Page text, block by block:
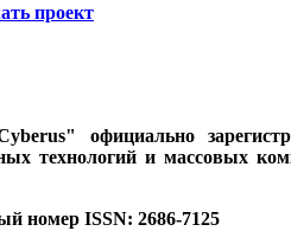
проект
официально
технологий и массовых
номер ISSN: 2686-7125